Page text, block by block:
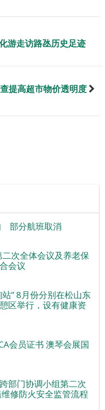
游走访路氹历史足迹
提高超市物价透明度
部分航班取消
次全体会议及养老保
会议
” 8月份分别在松山东
区举行，设有健康资
会员证书 澳琴会展国
部门协调小组第二次
修防火安全监管流程